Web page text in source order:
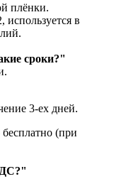
плёнки.
в
сроки?"
3-ех дней.
(при